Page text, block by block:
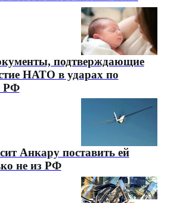
подтверждающие
НАТО в ударах по
РФ
Анкару поставить ей
не из РФ